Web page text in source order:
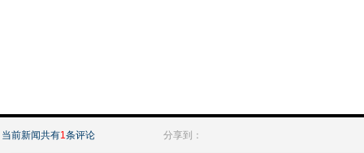
当前新闻共有1条评论 分享到：